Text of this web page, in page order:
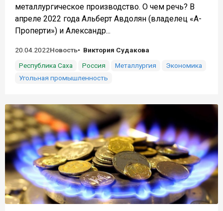
металлургическое производство. О чем речь? В
апреле 2022 года Альберт Авдолян (владелец «А-
Проперти») и Александр...
20.04.2022Новость
Виктория Судакова
Республика Саха
Россия Металлургия
Экономика
Угольная промышленность